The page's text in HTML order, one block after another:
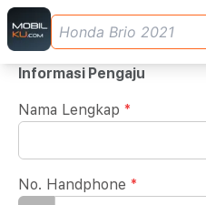
Informasi Pengaju
Nama Lengkap *
No. Handphone *